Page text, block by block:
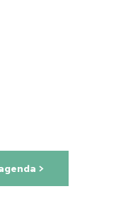
>
op school